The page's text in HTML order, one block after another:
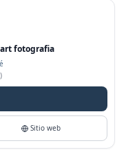
fotografia
Sitio web